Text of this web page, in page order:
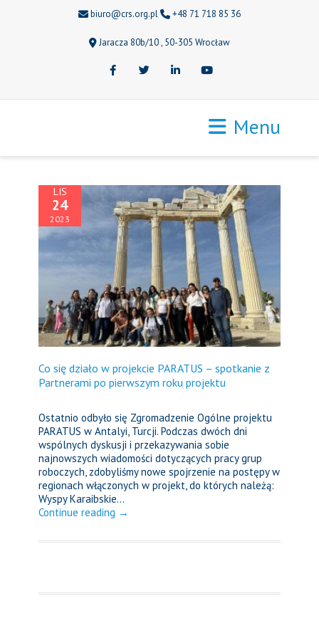
biuro@crs.org.pl +48 71 718 85 36
Jaracza 80b/10 , 50-305 Wrocław
FacebookTwitter LinkedInYoutube
Menu
LIS
24
2023
Co się działo w projekcie PARATUS – spotkanie z
Partnerami po pierwszym roku projektu
Ostatnio odbyło się Zgromadzenie Ogólne projektu
PARATUS w Antalyi, Turcji. Podczas dwóch dni
wspólnych dyskusji i przekazywania sobie
najnowszych wiadomości dotyczących pracy grup
roboczych, zdobyliśmy nowe spojrzenie na postępy w
regionach włączonych w projekt, do których należą:
Wyspy Karaibskie...
Continue reading →